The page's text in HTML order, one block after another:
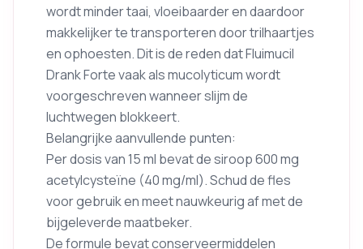
wordt minder taai, vloeibaarder en daardoor
makkelijker te transporteren door trilhaartjes
en ophoesten. Dit is de reden dat Fluimucil
Drank Forte vaak als mucolyticum wordt
voorgeschreven wanneer slijm de
luchtwegen blokkeert.
Belangrijke aanvullende punten:
Per dosis van 15 ml bevat de siroop 600 mg
acetylcysteïne (40 mg/ml). Schud de fles
voor gebruik en meet nauwkeurig af met de
bijgeleverde maatbeker.
De formule bevat conserveermiddelen